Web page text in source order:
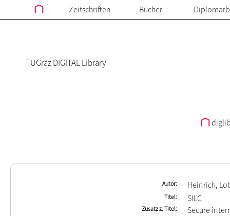
Zeitschriften Bücher
TUGraz DIGITAL Library
Autor Heinrich,
Titel SILC
Zusatz z. Titel Secure